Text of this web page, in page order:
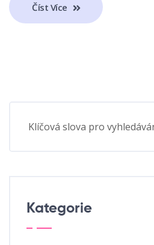
Číst Více
Kategorie